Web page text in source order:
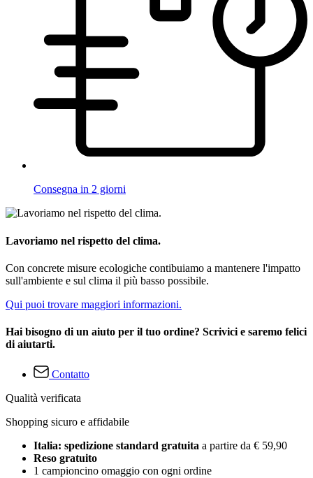
Consegna in 2 giorni
Lavoriamo nel rispetto del clima.
Con concrete misure ecologiche contibuiamo a mantenere l'impatto
sull'ambiente e sul clima il più basso possibile.
Qui puoi trovare maggiori informazioni.
Hai bisogno di un aiuto per il tuo ordine? Scrivici e saremo felici
di aiutarti.
Contatto
Qualità verificata
Shopping sicuro e affidabile
Italia: spedizione standard gratuita a partire da € 59,90
Reso gratuito
1 campioncino omaggio con ogni ordine